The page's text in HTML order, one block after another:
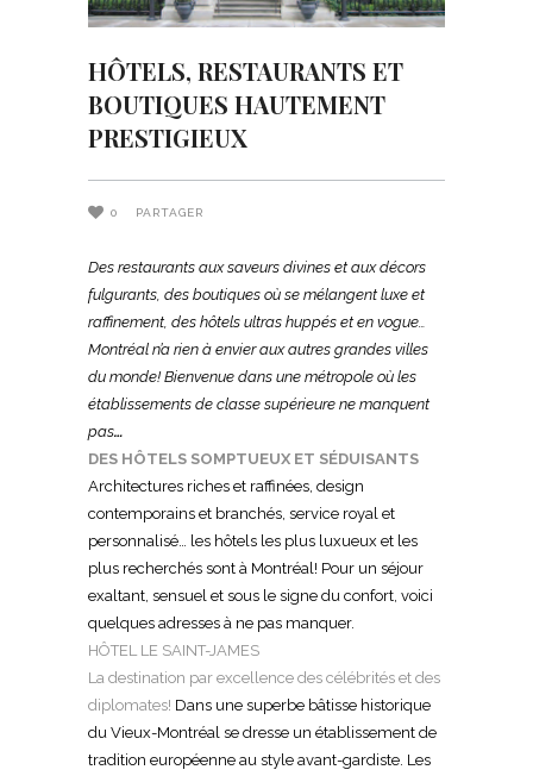
HÔTELS, RESTAURANTS ET
BOUTIQUES HAUTEMENT
PRESTIGIEUX
0 PARTAGER
Des restaurants aux saveurs divines et aux décors
fulgurants, des boutiques où se mélangent luxe et
raffinement, des hôtels ultras huppés et en vogue…
Montréal n’a rien à envier aux autres grandes villes
du monde! Bienvenue dans une métropole où les
établissements de classe supérieure ne manquent
pas…
DES HÔTELS SOMPTUEUX ET SÉDUISANTS
Architectures riches et raffinées, design
contemporains et branchés, service royal et
personnalisé… les hôtels les plus luxueux et les
plus recherchés sont à Montréal! Pour un séjour
exaltant, sensuel et sous le signe du confort, voici
quelques adresses à ne pas manquer.
HÔTEL LE SAINT-JAMES
La destination par excellence des célébrités et des
diplomates! Dans une superbe bâtisse historique
du Vieux-Montréal se dresse un établissement de
tradition européenne au style avant-gardiste. Les